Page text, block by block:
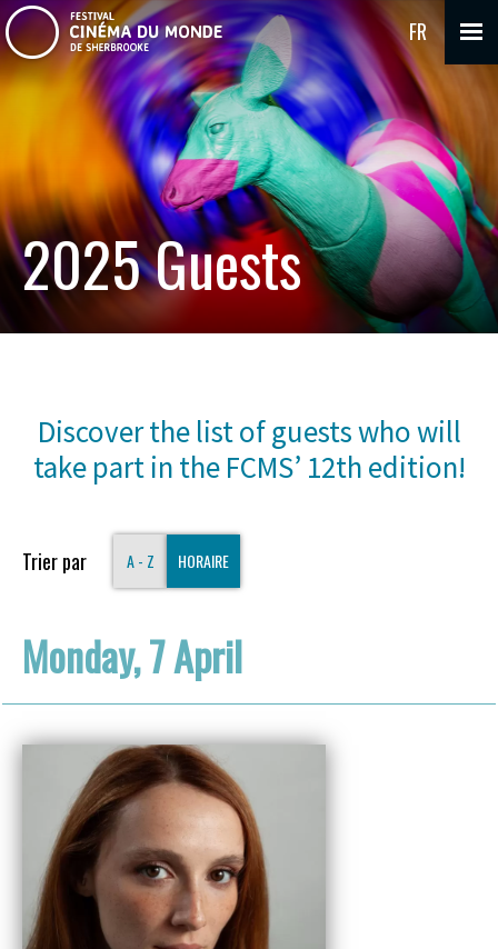
FR
2025 Guests
Discover the list of guests who will
take part in the FCMS’ 12th edition!
Trier par A - Z HORAIRE
Monday, 7 April